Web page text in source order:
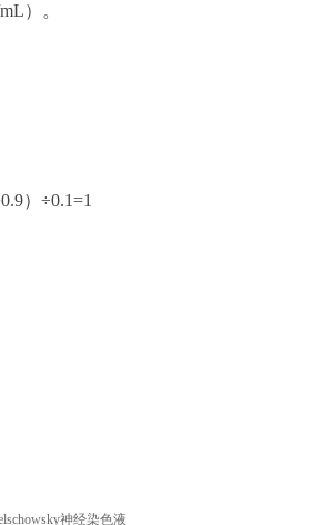
神经染色液
）
。
）÷0.1=1